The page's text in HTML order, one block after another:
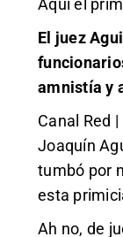
El juez
amnistía y
Canal Red
Joaquín
tumbó por
esta
Ah no, de